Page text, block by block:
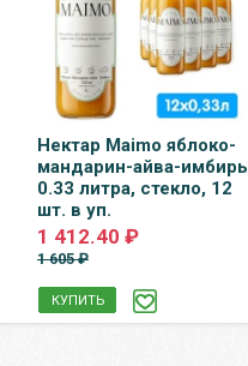
Нектар Maimo яблоко-
мандарин-айва-имбирь
0.33 литра, стекло, 12
шт. в уп.
1 412.40 ₽
1 605 ₽
КУПИТЬ